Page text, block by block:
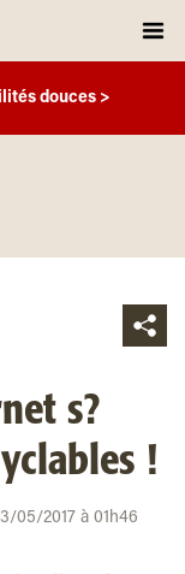
douces >
s?
!
05/2017 à 01h46